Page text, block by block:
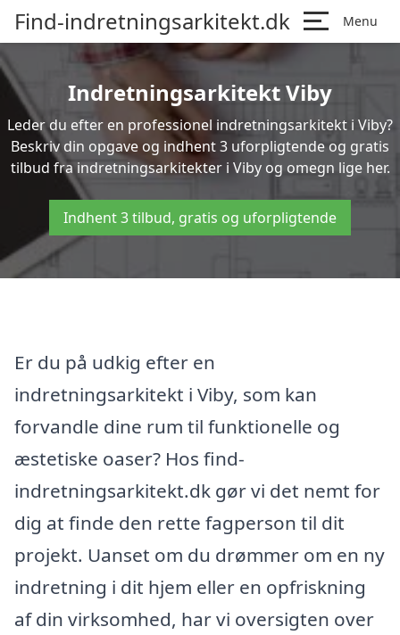
Find-indretningsarkitekt.dk Menu
Indretningsarkitekt Viby
Leder du efter en professionel indretningsarkitekt i Viby?
Beskriv din opgave og indhent 3 uforpligtende og gratis
tilbud fra indretningsarkitekter i Viby og omegn lige her.
Indhent 3 tilbud, gratis og uforpligtende
Er du på udkig efter en
indretningsarkitekt i Viby, som kan
forvandle dine rum til funktionelle og
æstetiske oaser? Hos find-
indretningsarkitekt.dk gør vi det nemt for
dig at finde den rette fagperson til dit
projekt. Uanset om du drømmer om en ny
indretning i dit hjem eller en opfriskning
af din virksomhed, har vi oversigten over